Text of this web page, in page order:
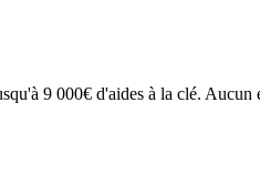
9 000€ d'aides à la clé. Aucun